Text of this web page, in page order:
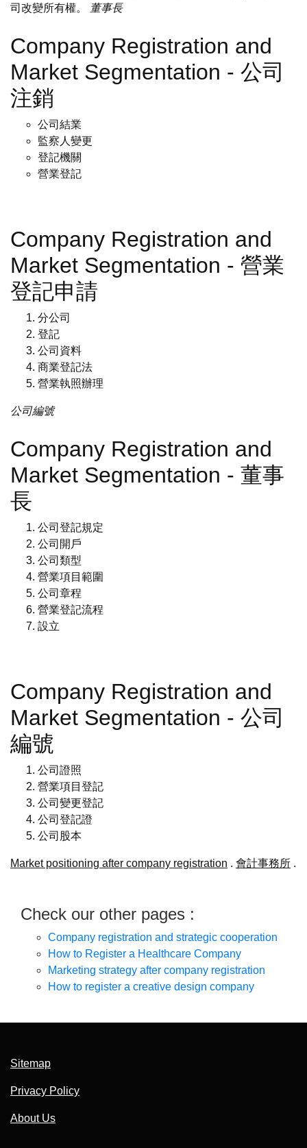
司改變所有權。
董事長
Company Registration and
Market Segmentation - 公司
注銷
公司結業
監察人變更
登記機關
營業登記
Company Registration and
Market Segmentation - 營業
登記申請
分公司
登記
公司資料
商業登記法
營業執照辦理
公司編號
Company Registration and
Market Segmentation - 董事
長
公司登記規定
公司開戶
公司類型
營業項目範圍
公司章程
營業登記流程
設立
Company Registration and
Market Segmentation - 公司
編號
公司證照
營業項目登記
公司變更登記
公司登記證
公司股本
Market positioning after company registration . 會計事務所 .
Check our other pages :
Company registration and strategic cooperation
How to Register a Healthcare Company
Marketing strategy after company registration
How to register a creative design company
Sitemap
Privacy Policy
About Us